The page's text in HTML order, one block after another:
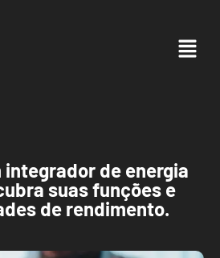
integrador de energia
suas funções e
de rendimento.